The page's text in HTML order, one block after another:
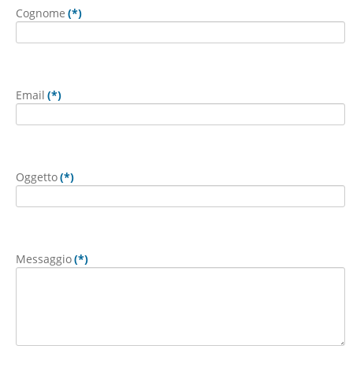
Cognome (*)
Email (*)
Oggetto(*)
Messaggio(*)